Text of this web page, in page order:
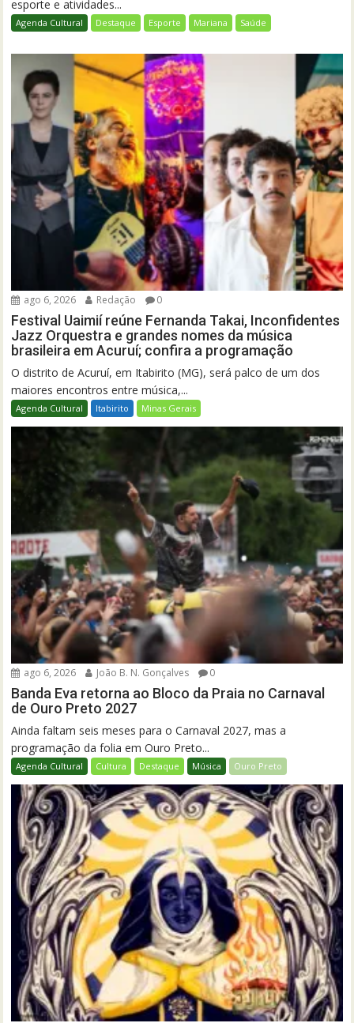
esporte e atividades...
Agenda Cultural Destaque Esporte Mariana Saúde
ago 6, 2026 Redação 0
Festival Uaimií reúne Fernanda Takai, Inconfidentes
Jazz Orquestra e grandes nomes da música
brasileira em Acuruí; confira a programação
O distrito de Acuruí, em Itabirito (MG), será palco de um dos
maiores encontros entre música,...
Agenda Cultural Itabirito Minas Gerais
ago 6, 2026 João B. N. Gonçalves 0
Banda Eva retorna ao Bloco da Praia no Carnaval
de Ouro Preto 2027
Ainda faltam seis meses para o Carnaval 2027, mas a
programação da folia em Ouro Preto...
Agenda Cultural Cultura Destaque Música Ouro Preto